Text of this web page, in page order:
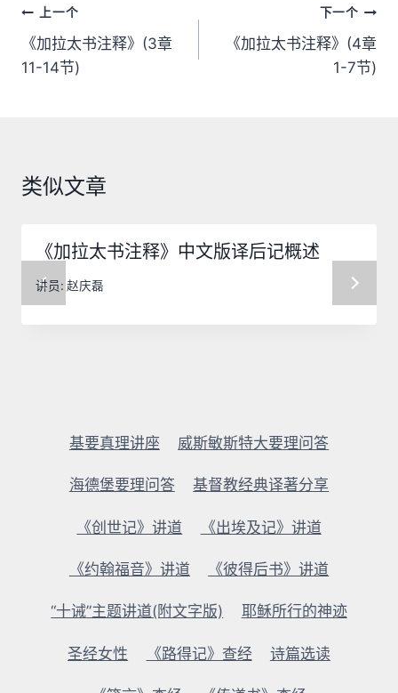
文
章
导
上一个
《加拉太书注释》(3章
11-14节)
下一个
《加拉太书注释》(4章
1-7节)
类似文章
《加拉太书注释》中文版译后记概述
讲员: 赵庆磊
基要真理讲座 威斯敏斯特大要理问答
海德堡要理问答 基督教经典译著分享
《创世记》讲道 《出埃及记》讲道
《约翰福音》讲道 《彼得后书》讲道
“十诫”主题讲道(附文字版) 耶稣所行的神迹
圣经女性 《路得记》查经 诗篇选读